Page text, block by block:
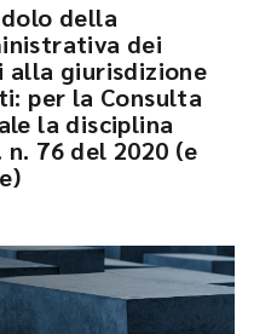
della
dei
giurisdizione
per la Consulta
la disciplina
76 del 2020 (e